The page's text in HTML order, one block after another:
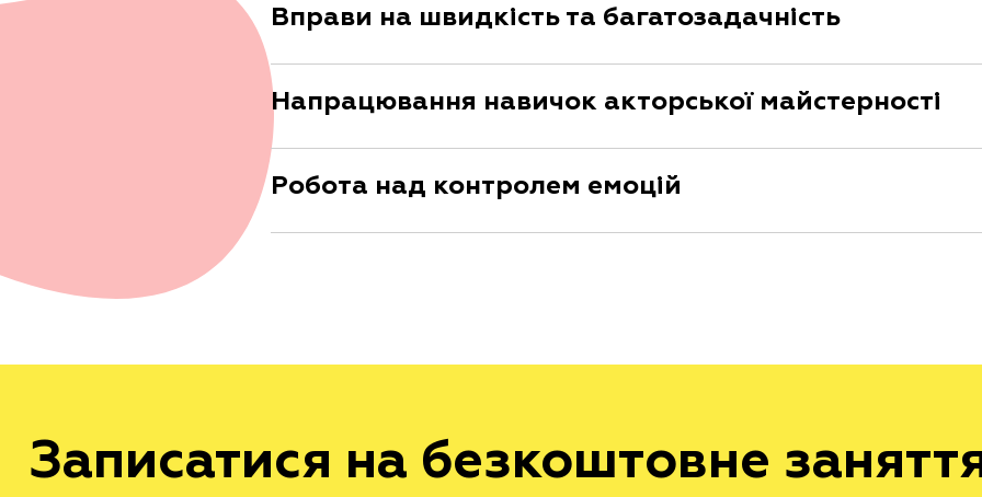
Вправи на швидкість та багатозадачність
Напрацювання навичок акторської майстерності
Робота над контролем емоцій
Записатися на безкоштовне